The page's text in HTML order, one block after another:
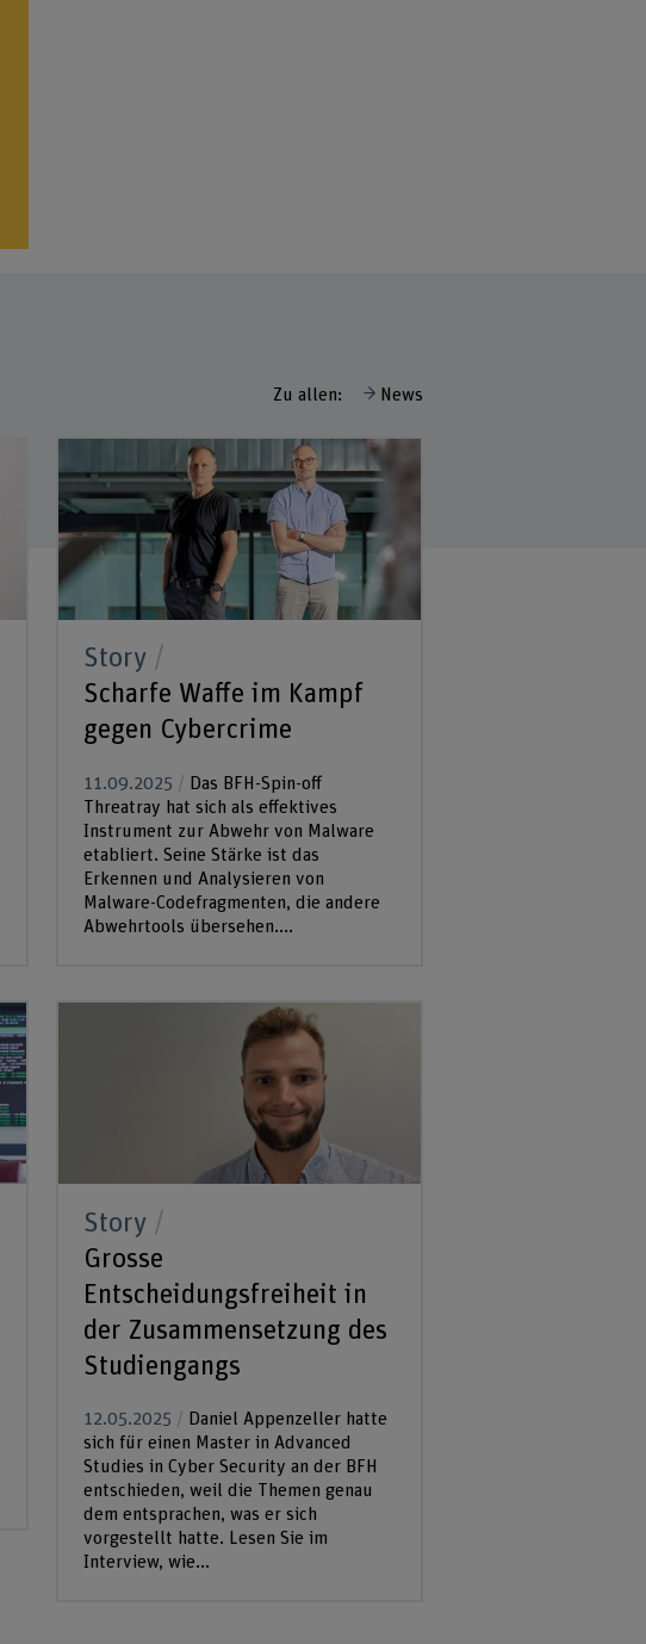
Zu allen: News
Story
Scharfe Waffe im Kampf
gegen Cybercrime
11.09.2025
Das BFH-Spin-off
Threatray hat sich als effektives
Instrument zur Abwehr von Malware
etabliert. Seine Stärke ist das
Erkennen und Analysieren von
Malware-Codefragmenten, die andere
Abwehrtools übersehen....
Story
Grosse
Entscheidungsfreiheit in
der Zusammensetzung des
Studiengangs
12.05.2025
Daniel Appenzeller hatte
sich für einen Master in Advanced
Studies in Cyber Security an der BFH
entschieden, weil die Themen genau
dem entsprachen, was er sich
vorgestellt hatte. Lesen Sie im
Interview, wie...